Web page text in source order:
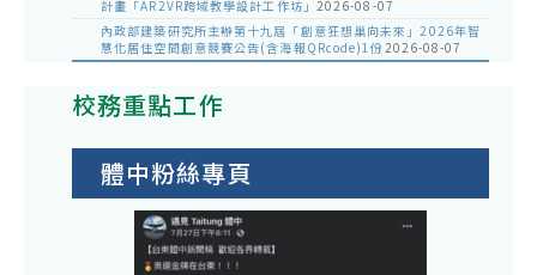
計畫「AR2VR跨域教學設計工作坊」 2026-08-07
內政部建築研究所主辦第十九屆「創意狂想巢向未來」2026年智
慧化居住空間創意競賽公告(含海報QRcode)1份2026-08-07
校務重點工作
體中粉絲專頁